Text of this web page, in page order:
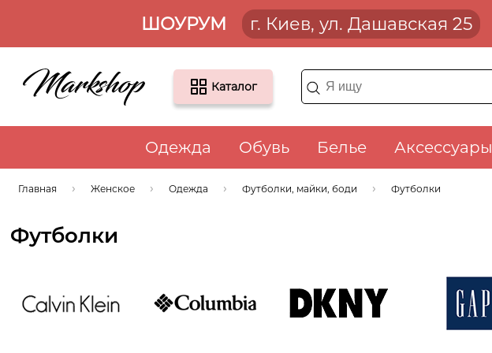
ШОУРУМ г. Киев, ул. Дашавская 25
Каталог
Одежда Обувь Белье Аксессуары
Главная Женское Одежда Футболки, майки, боди Футболки
Футболки